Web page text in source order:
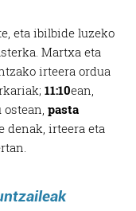
eta ibilbide luzeko
Martxa eta
irteera ordua
11:10ean,
ostean,pasta
denak, irteera eta